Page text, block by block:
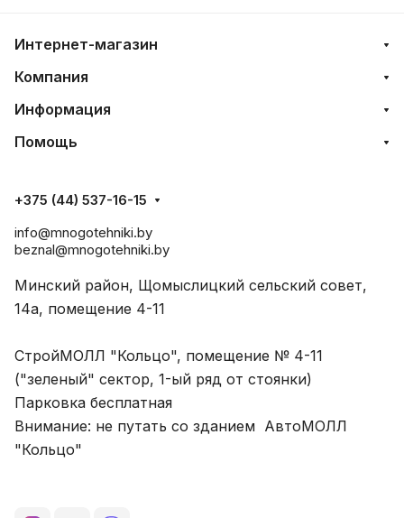
Интернет-магазин
Компания
Информация
Помощь
+375 (44) 537-16-15
info@mnogotehniki.by
beznal@mnogotehniki.by
Минский район, Щомыслицкий сельский совет,
14а, помещение 4-11
СтройМОЛЛ "Кольцо", помещение № 4-11
("зеленый" сектор, 1-ый ряд от стоянки)
Парковка бесплатная
Внимание: не путать со зданием АвтоМОЛЛ
"Кольцо"